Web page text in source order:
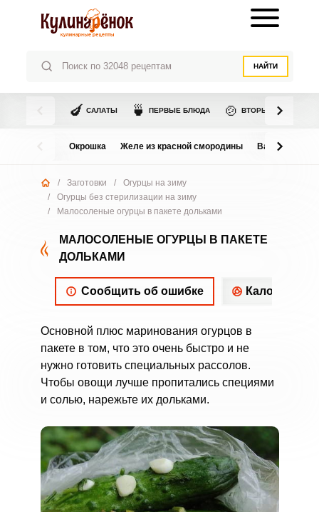
НАЙТИ
🍆 САЛАТЫ 🍵 ПЕРВЫЕ БЛЮДА 🍲 ВТОРЫЕ БЛЮДА
Окрошка Желе из красной смородины Варенье из
/ Заготовки /
Огурцы на зиму
/
Огурцы без стерилизации на зиму
/
Малосоленые огурцы в пакете дольками
МАЛОСОЛЕНЫЕ ОГУРЦЫ В ПАКЕТЕ
ДОЛЬКАМИ
Сообщить об ошибке
Основной плюс маринования огурцов в
пакете в том, что это очень быстро и не
нужно готовить специальных рассолов.
Чтобы овощи лучше пропитались специями
и солью, нарежьте их дольками.